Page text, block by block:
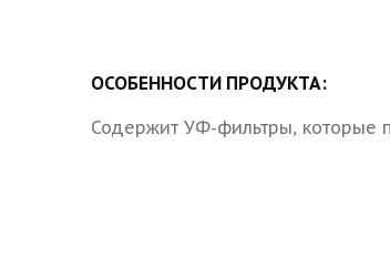
ОСОБЕННОСТИ ПРОДУКТА:
Содержит УФ-фильтры, которые